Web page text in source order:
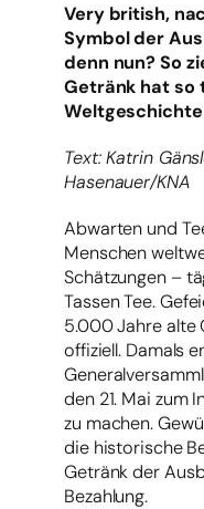
Very british,
Symbol der
denn nun? So
Getränk hat so
Text: Katrin
Hasenauer/KNA
Abwarten und
Menschen
Schätzungen –
Tassen Tee.
5.000 Jahre alte
offiziell. Damals
den 21. Mai zum
zu machen.
die historische
Getränk der
Bezahlung.